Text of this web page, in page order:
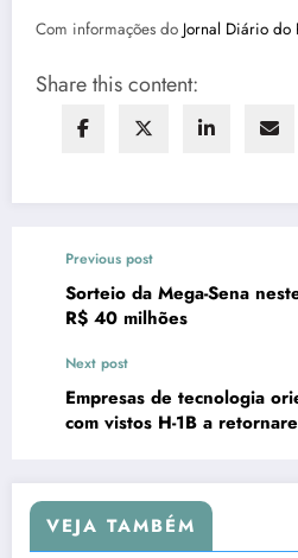
Com informações do Jornal Diário do
Share this content:
Previous post
Sorteio da Mega-Sena
R$ 40 milhões
Next post
Empresas de tecnologia
com vistos H-1B a
VEJA TAMBÉM